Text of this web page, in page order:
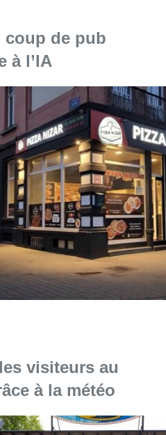
coup de pub
à l’IA
visiteurs au
à la météo